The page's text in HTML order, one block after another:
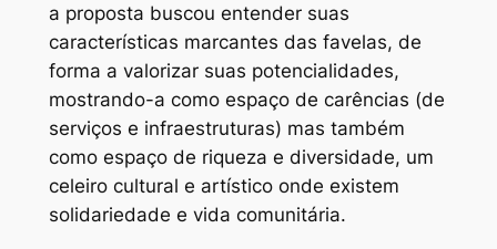
a proposta buscou entender suas
características marcantes das favelas, de
forma a valorizar suas potencialidades,
mostrando-a como espaço de carências (de
serviços e infraestruturas) mas também
como espaço de riqueza e diversidade, um
celeiro cultural e artístico onde existem
solidariedade e vida comunitária.